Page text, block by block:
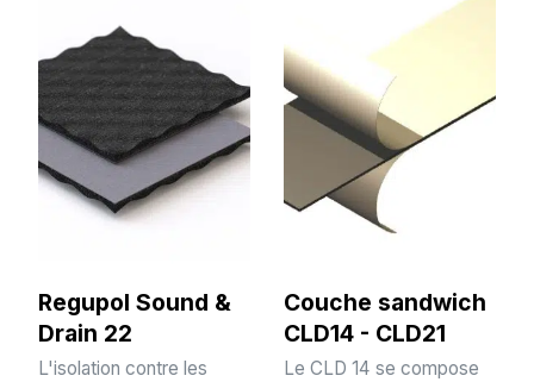
Regupol Sound &
Drain 22
L'isolation contre les
Couche sandwich
CLD14 - CLD21
Le CLD 14 se compose